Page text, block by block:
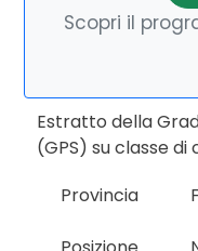
Scopri il
Estratto della
(GPS) su classe
Provincia